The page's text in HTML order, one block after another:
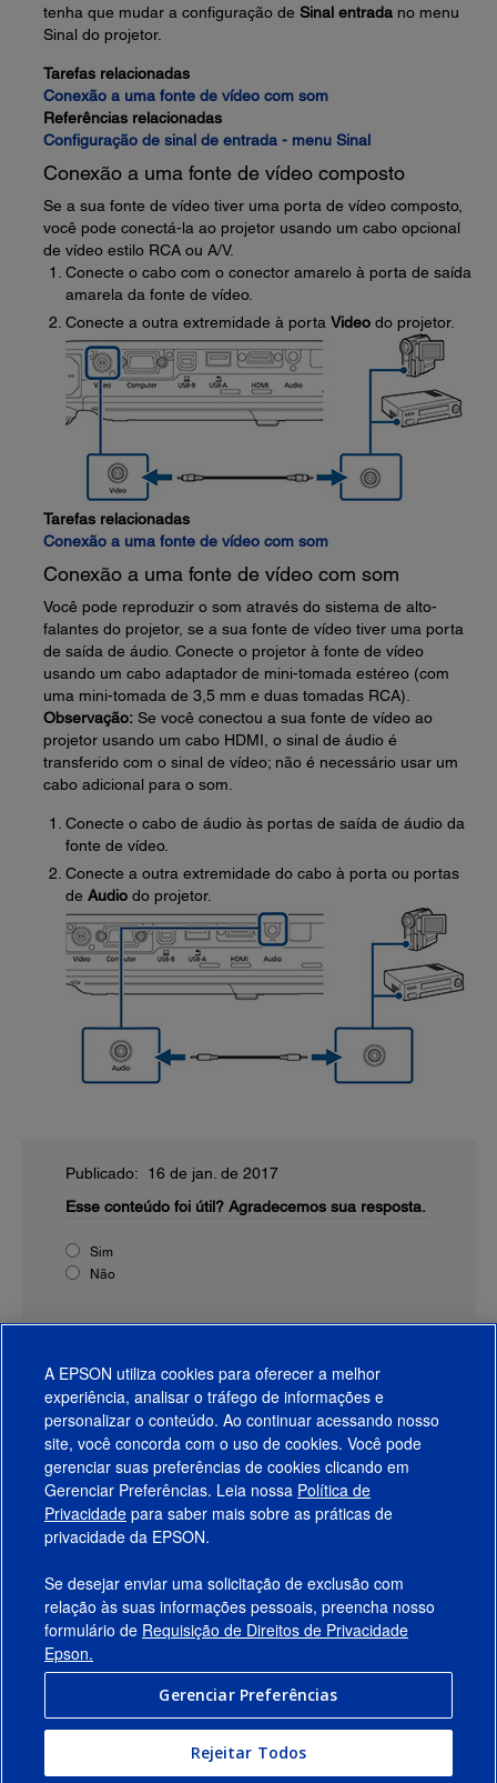
tenha que mudar a configuração de Sinal entrada no menu
Sinal do projetor.
Tarefas relacionadas
Conexão a uma fonte de vídeo com som
Referências relacionadas
Configuração de sinal de entrada - menu Sinal
Conexão a uma fonte de vídeo composto
Se a sua fonte de vídeo tiver uma porta de vídeo composto,
você pode conectá-la ao projetor usando um cabo opcional
de vídeo estilo RCA ou A/V.
Conecte o cabo com o conector amarelo à porta de saída
amarela da fonte de vídeo.
Conecte a outra extremidade à porta Video do projetor.
Tarefas relacionadas
Conexão a uma fonte de vídeo com som
Conexão a uma fonte de vídeo com som
Você pode reproduzir o som através do sistema de alto-
falantes do projetor, se a sua fonte de vídeo tiver uma porta
de saída de áudio. Conecte o projetor à fonte de vídeo
usando um cabo adaptador de mini-tomada estéreo (com
uma mini-tomada de 3,5 mm e duas tomadas RCA).
Observação: Se você conectou a sua fonte de vídeo ao
projetor usando um cabo HDMI, o sinal de áudio é
transferido com o sinal de vídeo; não é necessário usar um
cabo adicional para o som.
Conecte o cabo de áudio às portas de saída de áudio da
fonte de vídeo.
Conecte a outra extremidade do cabo à porta ou portas
de Audio do projetor.
Publicado: 16 de jan. de 2017
Esse conteúdo foi útil? Agradecemos sua resposta.
Sim
Não
Produtos
Suporte
Links Sugeridos
Empresa
Conecte-se com a Epson
A EPSON utiliza cookies para oferecer a melhor
experiência, analisar o tráfego de informações e
personalizar o conteúdo. Ao continuar acessando nosso
site, você concorda com o uso de cookies. Você pode
gerenciar suas preferências de cookies clicando em
Gerenciar Preferências. Leia nossa Política de
Privacidade para saber mais sobre as práticas de
privacidade da EPSON.
Se desejar enviar uma solicitação de exclusão com
relação às suas informações pessoais, preencha nosso
formulário de Requisição de Direitos de Privacidade
Epson.
Gerenciar Preferências
Rejeitar Todos